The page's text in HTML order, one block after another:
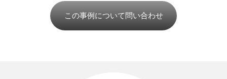
この事例について問い合わせ